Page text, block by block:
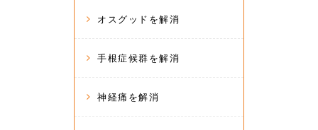
オスグッドを解消
手根症候群を解消
神経痛を解消